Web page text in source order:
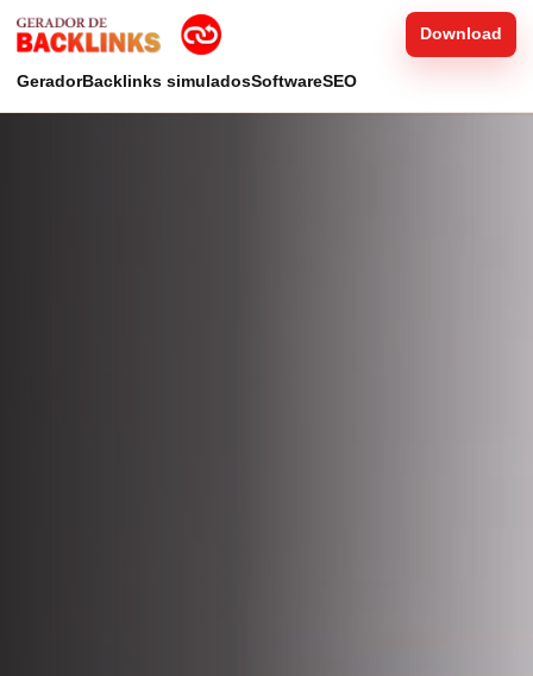
GeradorBacklinks simuladosSoftwareSEO
Download